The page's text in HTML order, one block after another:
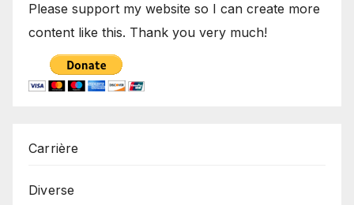
Please support my website so I can create more
content like this. Thank you very much!
Carrière
Diverse